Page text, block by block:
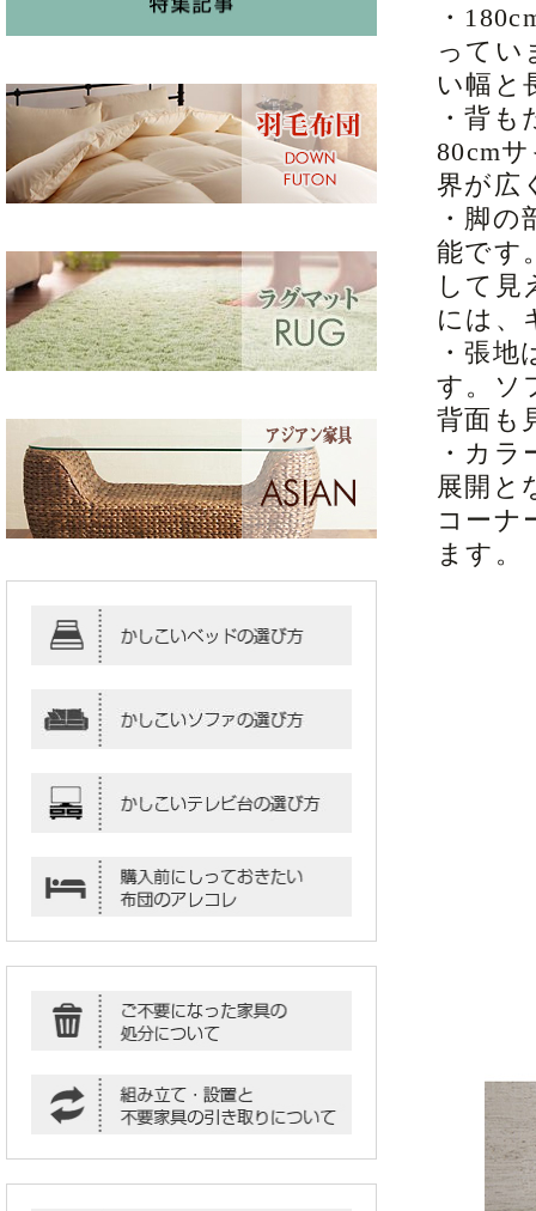
・
ってい
い幅と
・背
80cm
界が広
・脚
能です
して見
には、
・張
す。ソ
背面も
・カ
展開と
コーナ
ます。